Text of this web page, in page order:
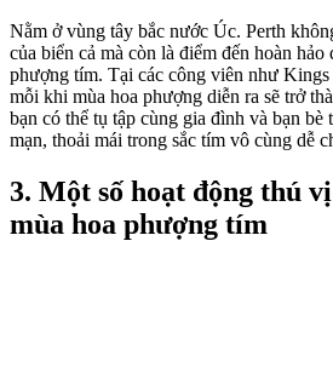
Nằm ở vùng tây bắc nước Úc. Perth
của biển cả mà còn là điểm đến hoàn hảo
phượng tím. Tại các công viên như
mỗi khi mùa hoa phượng diễn ra sẽ trở
bạn có thể tụ tập cùng gia đình và bạn
mạn, thoải mái trong sắc tím vô cùng dễ
3. Một số hoạt động thú
mùa hoa phượng tím